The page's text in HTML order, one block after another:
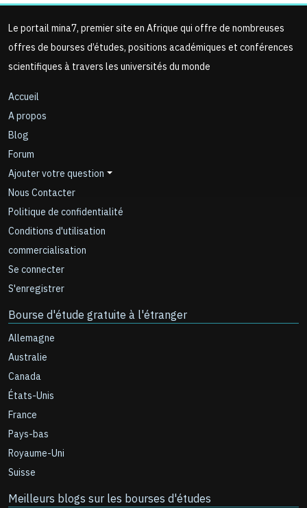
Le portail mina7, premier site en Afrique qui offre de nombreuses
offres de bourses d’études, positions académiques et conférences
scientifiques à travers les universités du monde
Accueil
A propos
Blog
Forum
Ajouter votre question
Nous Contacter
Politique de confidentialité
Conditions d'utilisation
commercialisation
Se connecter
S'enregistrer
Bourse d'étude gratuite à l'étranger
Allemagne
Australie
Canada
États-Unis
France
Pays-bas
Royaume-Uni
Suisse
Meilleurs blogs sur les bourses d'études